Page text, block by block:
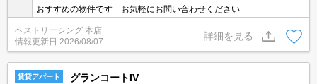
おすすめの物件です お気軽にお問い合わせください
ベストリーシング 本店
情報更新日 2026/08/07
詳細を見る
賃貸アパート グランコートIV